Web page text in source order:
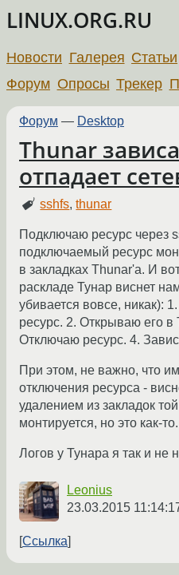
LINUX.ORG.RU
Новости Галерея Статьи
Форум Опросы Трекер
Форум — Desktop
Thunar
отпадает
sshfs,thunar
Подключаю ресурс через
подключаемый ресурс
в закладках Thunar'а. И
раскладе Тунар виснет
убивается вовсе, никак):
ресурс. 2. Открываю его в
Отключаю ресурс. 4.
При этом, не важно, что
отключения ресурса -
удалением из закладок
монтируется, но это как-
Логов у Тунара я так и не
Leonius
23.03.2015
Ссылка